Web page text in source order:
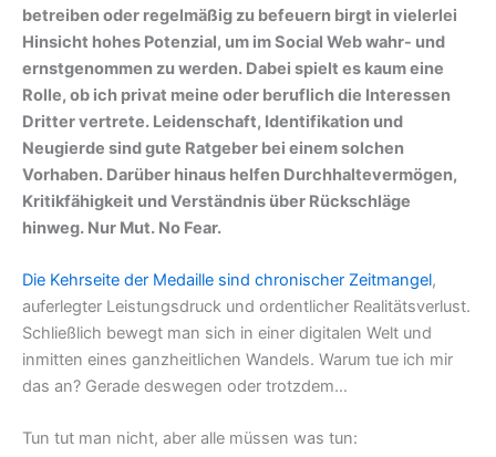
betreiben oder regelmäßig zu befeuern birgt in vielerlei
Hinsicht hohes Potenzial, um im Social Web wahr- und
ernstgenommen zu werden. Dabei spielt es kaum eine
Rolle, ob ich privat meine oder beruflich die Interessen
Dritter vertrete. Leidenschaft, Identifikation und
Neugierde sind gute Ratgeber bei einem solchen
Vorhaben. Darüber hinaus helfen Durchhaltevermögen,
Kritikfähigkeit und Verständnis über Rückschläge
hinweg. Nur Mut. No Fear.
Die Kehrseite der Medaille sind chronischer Zeitmangel,
auferlegter Leistungsdruck und ordentlicher Realitätsverlust.
Schließlich bewegt man sich in einer digitalen Welt und
inmitten eines ganzheitlichen Wandels. Warum tue ich mir
das an? Gerade deswegen oder trotzdem…
Tun tut man nicht, aber alle müssen was tun: